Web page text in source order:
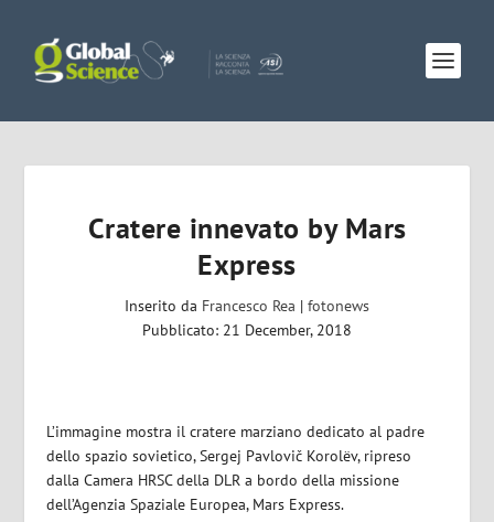
Cratere innevato by Mars
Express
Inserito da Francesco Rea | fotonews
Pubblicato: 21 December, 2018
L’immagine mostra il cratere marziano dedicato al padre
dello spazio sovietico, Sergej Pavlovič Korolëv, ripreso
dalla Camera HRSC della DLR a bordo della missione
dell’Agenzia Spaziale Europea, Mars Express.